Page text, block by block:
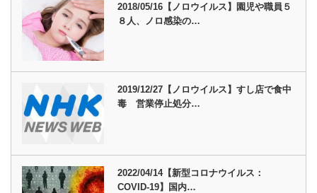
2018/05/16【ノロウイルス】園児や職員５
８人、ノロ感染の…
2019/12/27【ノロウイルス】すし店で食中
毒 営業停止処分…
2022/04/14【新型コロナウイルス：
COVID-19】国内…